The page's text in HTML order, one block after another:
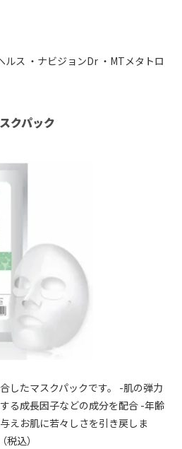
ルス ・ナビジョンDr ・ MTメタトロ
クパック
したマスクパックです。 -肌の弾力
る成長因子などの成分を配合 -年齢
えお肌に若々しさを引き戻しま
込）